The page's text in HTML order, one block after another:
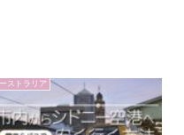
ストラリア